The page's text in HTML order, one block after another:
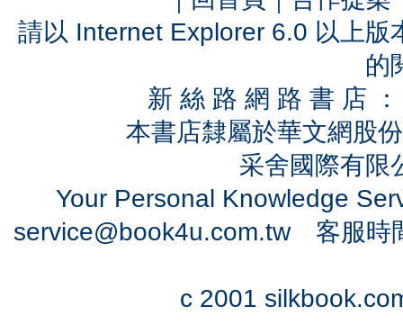
請以 Internet Explorer 6.0 以上
的
新 絲 路 網 路 書 店
本書店隸屬於華文網股
采舍國際有
Your Personal Knowledge
service@book4u.com.tw客服時
c 2001